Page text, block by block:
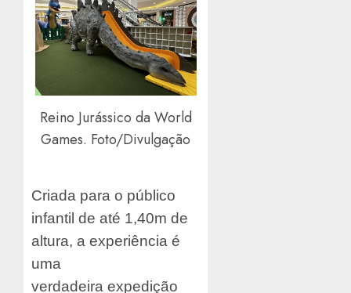
Reino Jurássico da World
Games. Foto/Divulgação
Criada para o público
infantil de até 1,40m de
altura, a experiência é
uma
verdadeira expedição